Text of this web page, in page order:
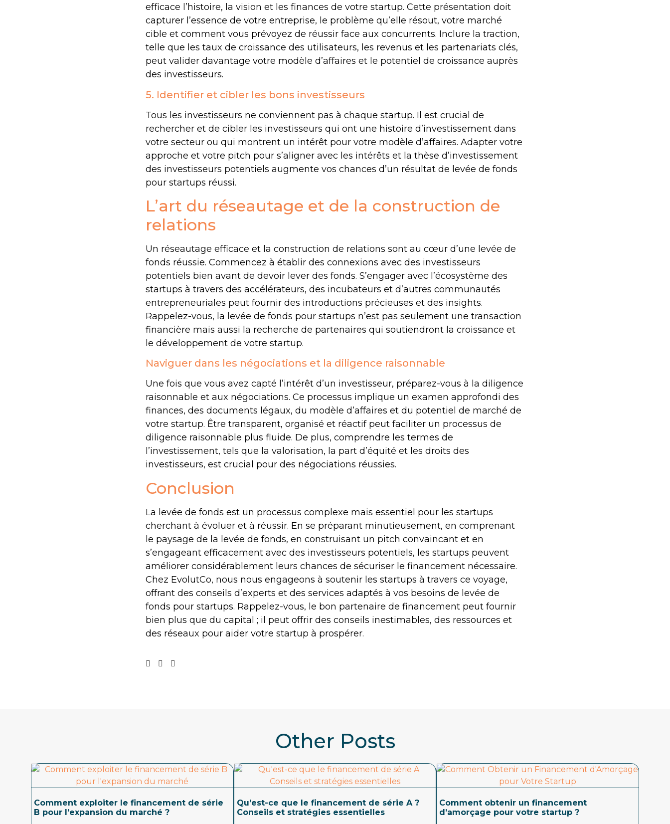
efficace l’histoire, la vision et les finances de votre startup. Cette présentation doit
capturer l’essence de votre entreprise, le problème qu’elle résout, votre marché
cible et comment vous prévoyez de réussir face aux concurrents. Inclure la traction,
telle que les taux de croissance des utilisateurs, les revenus et les partenariats clés,
peut valider davantage votre modèle d’affaires et le potentiel de croissance auprès
des investisseurs.
5. Identifier et cibler les bons investisseurs
Tous les investisseurs ne conviennent pas à chaque startup. Il est crucial de
rechercher et de cibler les investisseurs qui ont une histoire d’investissement dans
votre secteur ou qui montrent un intérêt pour votre modèle d’affaires. Adapter votre
approche et votre pitch pour s’aligner avec les intérêts et la thèse d’investissement
des investisseurs potentiels augmente vos chances d’un résultat de levée de fonds
pour startups réussi.
L’art du réseautage et de la construction de
relations
Un réseautage efficace et la construction de relations sont au cœur d’une levée de
fonds réussie. Commencez à établir des connexions avec des investisseurs
potentiels bien avant de devoir lever des fonds. S’engager avec l’écosystème des
startups à travers des accélérateurs, des incubateurs et d’autres communautés
entrepreneuriales peut fournir des introductions précieuses et des insights.
Rappelez-vous, la levée de fonds pour startups n’est pas seulement une transaction
financière mais aussi la recherche de partenaires qui soutiendront la croissance et
le développement de votre startup.
Naviguer dans les négociations et la diligence raisonnable
Une fois que vous avez capté l’intérêt d’un investisseur, préparez-vous à la diligence
raisonnable et aux négociations. Ce processus implique un examen approfondi des
finances, des documents légaux, du modèle d’affaires et du potentiel de marché de
votre startup. Être transparent, organisé et réactif peut faciliter un processus de
diligence raisonnable plus fluide. De plus, comprendre les termes de
l’investissement, tels que la valorisation, la part d’équité et les droits des
investisseurs, est crucial pour des négociations réussies.
Conclusion
La levée de fonds est un processus complexe mais essentiel pour les startups
cherchant à évoluer et à réussir. En se préparant minutieusement, en comprenant
le paysage de la levée de fonds, en construisant un pitch convaincant et en
s’engageant efficacement avec des investisseurs potentiels, les startups peuvent
améliorer considérablement leurs chances de sécuriser le financement nécessaire.
Chez EvolutCo, nous nous engageons à soutenir les startups à travers ce voyage,
offrant des conseils d’experts et des services adaptés à vos besoins de levée de
fonds pour startups. Rappelez-vous, le bon partenaire de financement peut fournir
bien plus que du capital ; il peut offrir des conseils inestimables, des ressources et
des réseaux pour aider votre startup à prospérer.
Other Posts
Comment exploiter le financement de série
B pour l’expansion du marché ?
Qu’est-ce que le financement de série A ?
Conseils et stratégies essentielles
Comment obtenir un financement
d’amorçage pour votre startup ?